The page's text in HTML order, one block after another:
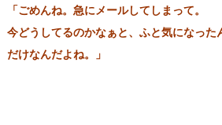
「ごめんね。急にメールしてしまって。
今どうしてるのかなぁと、ふと気になった
だけなんだよね。」